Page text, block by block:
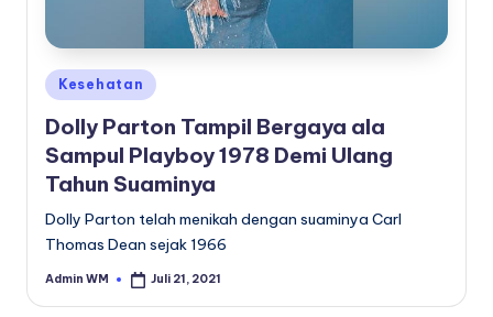
Posted
in
Kesehatan
Dolly Parton Tampil Bergaya ala
Sampul Playboy 1978 Demi Ulang
Tahun Suaminya
Dolly Parton telah menikah dengan suaminya Carl
Thomas Dean sejak 1966
Posted
Admin WM Juli 21, 2021